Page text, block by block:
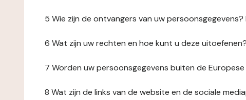
5 Wie zijn de ontvangers van uw persoonsgegevens?
6 Wat zijn uw rechten en hoe kunt u deze uitoefenen?
7 Worden uw persoonsgegevens buiten de
8 Wat zijn de links van de website en de sociale